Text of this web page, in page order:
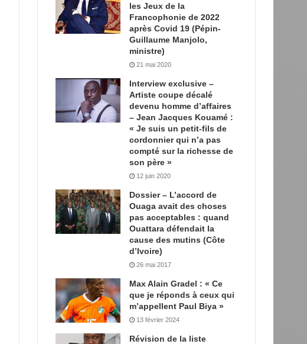
les Jeux de la
Francophonie de 2022
après Covid 19 (Pépin-
Guillaume Manjolo,
ministre)
21 mai 2020
Interview exclusive –
Artiste coupe décalé
devenu homme d’affaires
– Jean Jacques Kouamé :
« Je suis un petit-fils de
cordonnier qui n’a pas
compté sur la richesse de
son père »
12 juin 2020
Dossier – L’accord de
Ouaga avait des choses
pas acceptables : quand
Ouattara défendait la
cause des mutins (Côte
d’Ivoire)
26 mai 2017
Max Alain Gradel : « Ce
que je réponds à ceux qui
m’appellent Paul Biya »
13 février 2024
Révision de la liste